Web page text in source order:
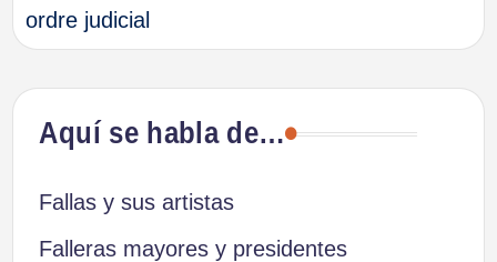
entradas
ordre judicial
Aquí se habla de…
Fallas y sus artistas
Falleras mayores y presidentes